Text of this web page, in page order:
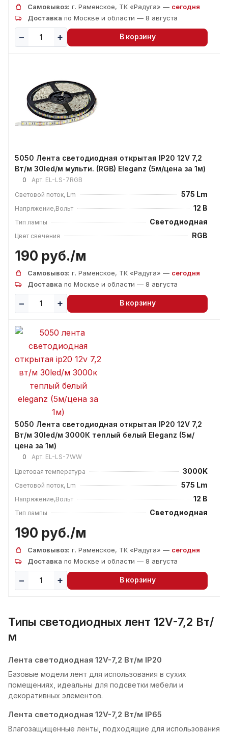
Самовывоз: г. Раменское, ТК «Радуга» — сегодня
Доставка по Москве и области — 8 августа
В корзину
5050 Лента светодиодная открытая IP20 12V 7,2
Вт/м 30led/м мульти. (RGB) Eleganz (5м/цена за 1м)
0 Арт. EL-LS-7RGB
Световой поток, Lm
575 Lm
Напряжение,Вольт 12 В
Тип лампы Светодиодная
Цвет свечения RGB
190 руб./м
Самовывоз: г. Раменское, ТК «Радуга» — сегодня
Доставка по Москве и области — 8 августа
В корзину
5050 Лента светодиодная открытая IP20 12V 7,2
Вт/м 30led/м 3000К теплый белый Eleganz (5м/
цена за 1м)
0 Арт. EL-LS-7WW
Цветовая температура
3000K
Световой поток, Lm 575 Lm
Напряжение,Вольт 12 В
Тип лампы Светодиодная
190 руб./м
Самовывоз: г. Раменское, ТК «Радуга» — сегодня
Доставка по Москве и области — 8 августа
В корзину
Типы светодиодных лент 12V-7,2 Вт/
м
Лента светодиодная 12V-7,2 Вт/м IP20
Базовые модели лент для использования в сухих
помещениях, идеальны для подсветки мебели и
декоративных элементов.
Лента светодиодная 12V-7,2 Вт/м IP65
Влагозащищенные ленты, подходящие для использования